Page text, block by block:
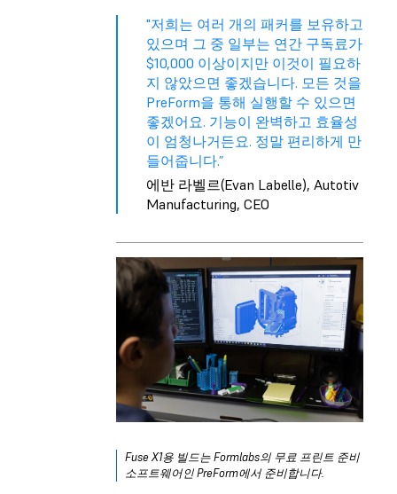
"저희는 여러 개의 패커를 보유하고
있으며 그 중 일부는 연간 구독료가
$10,000 이상이지만 이것이 필요하
지 않았으면 좋겠습니다. 모든 것을
PreForm을 통해 실행할 수 있으면
좋겠어요. 기능이 완벽하고 효율성
이 엄청나거든요. 정말 편리하게 만
들어줍니다.”
에반 라벨르(Evan Labelle), Autotiv
Manufacturing, CEO
Fuse X1용 빌드는 Formlabs의 무료 프린트 준비
소프트웨어인 PreForm에서 준비합니다.